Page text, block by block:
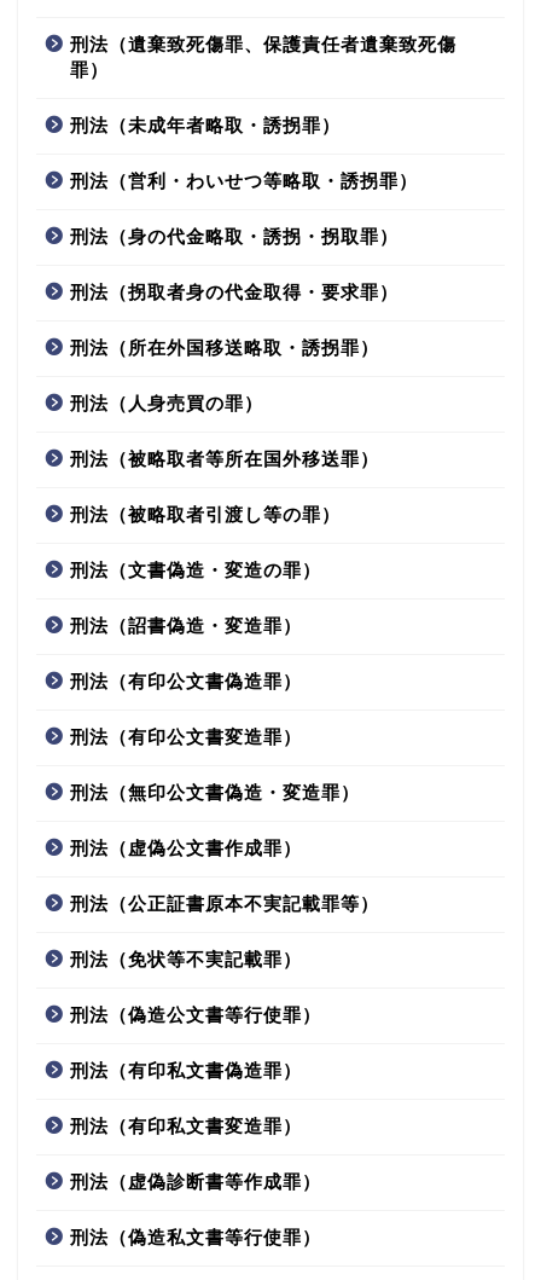
刑法（遺棄致死傷罪、保護責任者遺棄致死傷
罪）
刑法（未成年者略取・誘拐罪）
刑法（営利・わいせつ等略取・誘拐罪）
刑法（身の代金略取・誘拐・拐取罪）
刑法（拐取者身の代金取得・要求罪）
刑法（所在外国移送略取・誘拐罪）
刑法（人身売買の罪）
刑法（被略取者等所在国外移送罪）
刑法（被略取者引渡し等の罪）
刑法（文書偽造・変造の罪）
刑法（詔書偽造・変造罪）
刑法（有印公文書偽造罪）
刑法（有印公文書変造罪）
刑法（無印公文書偽造・変造罪）
刑法（虚偽公文書作成罪）
刑法（公正証書原本不実記載罪等）
刑法（免状等不実記載罪）
刑法（偽造公文書等行使罪）
刑法（有印私文書偽造罪）
刑法（有印私文書変造罪）
刑法（虚偽診断書等作成罪）
刑法（偽造私文書等行使罪）